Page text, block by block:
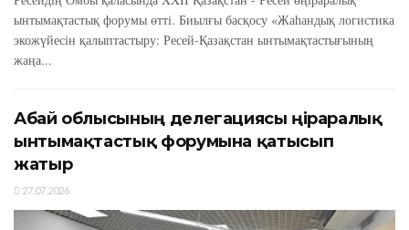
ынтымақтастық форумы өтті. Биылғы басқосу «Жаһандық логистика
экожүйесін қалыптастыру: Ресей-Қазақстан ынтымақтастығының
жаңа...
Абай облысының делегациясы өңіраралық
ынтымақтастық форумына қатысып
жатыр
27.07.2026